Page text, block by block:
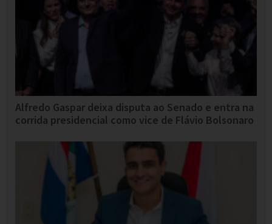
Alfredo Gaspar deixa disputa ao Senado e entra na
corrida presidencial como vice de Flávio Bolsonaro